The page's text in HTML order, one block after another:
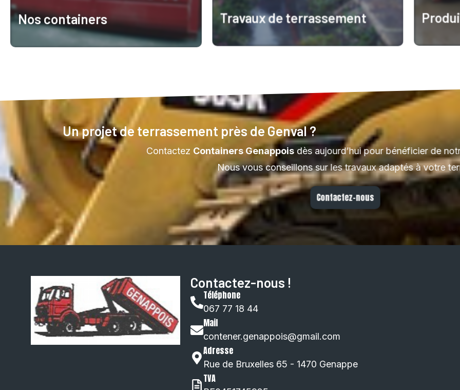
Nos containers
En savoir plus
Travaux de terrassement
En savoir plus En
Un projet de terrassement près de Genval ?
Contactez Containers Genappoisdès aujourd’hui pour bénéficier de
Nous vous conseillons sur les travaux adaptés à votre
Contactez-nous
Contactez-nous !
Téléphone
067 77 18 44
Mail
contener.genappois@gmail.com
Adresse
Rue de Bruxelles 65 - 1470 Genappe
TVA